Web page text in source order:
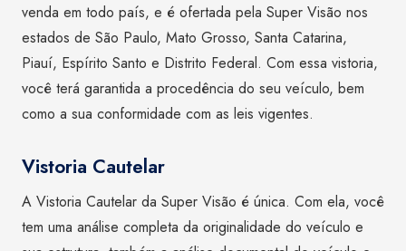
venda em todo país, e é ofertada pela Super Visão nos
estados de São Paulo, Mato Grosso, Santa Catarina,
Piauí, Espírito Santo e Distrito Federal. Com essa vistoria,
você terá garantida a procedência do seu veículo, bem
como a sua conformidade com as leis vigentes.
Vistoria Cautelar
A Vistoria Cautelar da Super Visão é única. Com ela, você
tem uma análise completa da originalidade do veículo e